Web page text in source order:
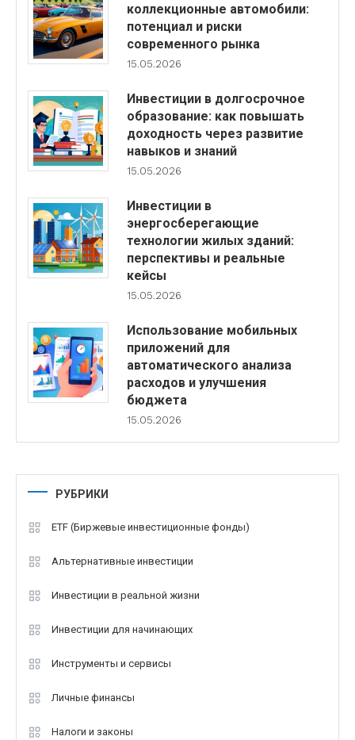
коллекционные автомобили:
потенциал и риски
современного рынка
15.05.2026
Инвестиции в долгосрочное
образование: как повышать
доходность через развитие
навыков и знаний
15.05.2026
Инвестиции в
энергосберегающие
технологии жилых зданий:
перспективы и реальные
кейсы
15.05.2026
Использование мобильных
приложений для
автоматического анализа
расходов и улучшения
бюджета
15.05.2026
РУБРИКИ
ETF (Биржевые инвестиционные фонды)
Альтернативные инвестиции
Инвестиции в реальной жизни
Инвестиции для начинающих
Инструменты и сервисы
Личные финансы
Налоги и законы